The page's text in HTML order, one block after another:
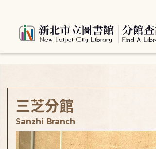
三芝分館
Sanzhi Branch